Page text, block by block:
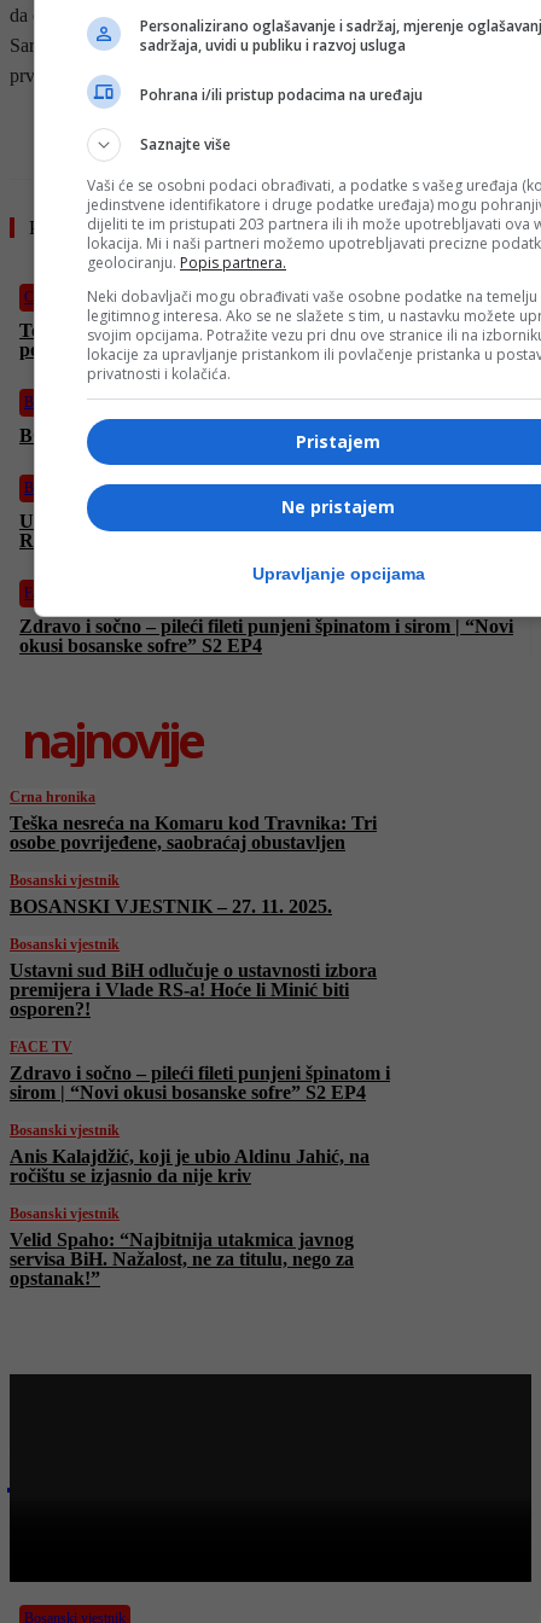
da će već u nedjelju u 20:00 sati u Dvorani “Mirza Delibašić” u
Sarajevu dočekati Srbiju u drugom kolu kvalifikacija za Svjetsko
prvenstvo.
Pročitajte još
Crna hronika
Teška nesreća na Komaru kod Travnika: Tri osobe
povrijeđene, saobraćaj obustavljen
Bosanski vjestnik
BOSANSKI VJESTNIK – 27. 11. 2025.
Bosanski vjestnik
Ustavni sud BiH odlučuje o ustavnosti izbora premijera i Vlade
RS-a! Hoće li Minić biti osporen?!
FACE TV
Zdravo i sočno – pileći fileti punjeni špinatom i sirom | “Novi
okusi bosanske sofre” S2 EP4
najnovije
Crna hronika
Teška nesreća na Komaru kod Travnika: Tri
osobe povrijeđene, saobraćaj obustavljen
Bosanski vjestnik
BOSANSKI VJESTNIK – 27. 11. 2025.
Bosanski vjestnik
Ustavni sud BiH odlučuje o ustavnosti izbora
premijera i Vlade RS-a! Hoće li Minić biti
osporen?!
FACE TV
Zdravo i sočno – pileći fileti punjeni špinatom i
sirom | “Novi okusi bosanske sofre” S2 EP4
Bosanski vjestnik
Anis Kalajdžić, koji je ubio Aldinu Jahić, na
ročištu se izjasnio da nije kriv
Bosanski vjestnik
Velid Spaho: “Najbitnija utakmica javnog
servisa BiH. Nažalost, ne za titulu, nego za
opstanak!”
Bosanski vjestnik
Personalizirano oglašavanje i sadržaj, mjerenje
sadržaja, uvidi u publiku i razvoj usluga
Pohrana i/ili pristup podacima na uređaju
Saznajte više
Vaši će se osobni podaci obrađivati, a podatke s vašeg uređaja
jedinstvene identifikatore i druge podatke uređaja) mogu
dijeliti te im pristupati 203 partnera ili ih može upotrebljavati ova
lokacija. Mi i naši partneri možemo upotrebljavati precizne
geolociranju. Popis partnera.
Neki dobavljači mogu obrađivati vaše osobne podatke na temelju
legitimnog interesa. Ako se ne slažete s tim, u nastavku možete
svojim opcijama. Potražite vezu pri dnu ove stranice ili na
lokacije za upravljanje pristankom ili povlačenje pristanka u
privatnosti i kolačića.
Pristajem
Ne pristajem
Upravljanje opcijama